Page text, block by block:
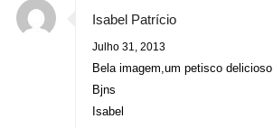
Isabel Patrício
Julho 31, 2013
Bela imagem,um petisco delicioso
Bjns
Isabel